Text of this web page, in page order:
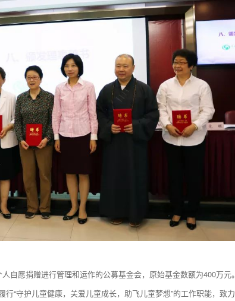
自愿捐赠进行管理和运作的公募基金会，原始基金数额为400万元。
“守护儿童健康，关爱儿童成长，助飞儿童梦想”的工作职能，致力